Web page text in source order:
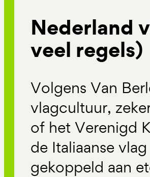
Nederland
veel regels)
Volgens Van
vlagcultuur,
of het Verenigd
de Italiaanse
gekoppeld aan